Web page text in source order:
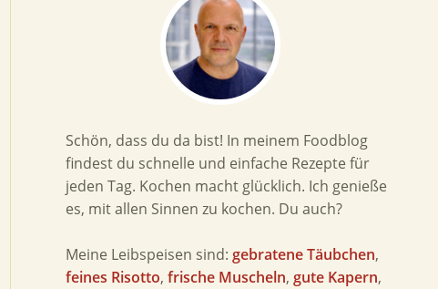
Schön, dass du da bist! In meinem Foodblog
findest du schnelle und einfache Rezepte für
jeden Tag. Kochen macht glücklich. Ich genieße
es, mit allen Sinnen zu kochen. Du auch?
Meine Leibspeisen sind: gebratene Täubchen,
feines Risotto, frische Muscheln, gute Kapern,